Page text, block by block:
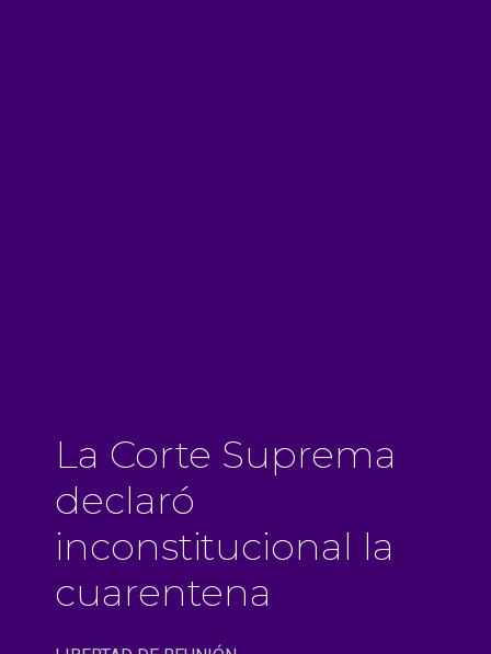
La Corte Suprema
declaró
inconstitucional la
cuarentena